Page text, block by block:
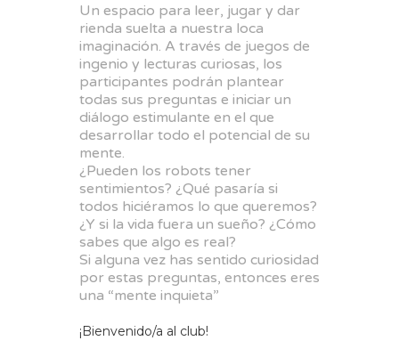
Un espacio para leer, jugar y dar
rienda suelta a nuestra loca
imaginación. A través de juegos de
ingenio y lecturas curiosas, los
participantes podrán plantear
todas sus preguntas e iniciar un
diálogo estimulante en el que
desarrollar todo el potencial de su
mente.
¿Pueden los robots tener
sentimientos? ¿Qué pasaría si
todos hiciéramos lo que queremos?
¿Y si la vida fuera un sueño? ¿Cómo
sabes que algo es real?
Si alguna vez has sentido curiosidad
por estas preguntas, entonces eres
una “mente inquieta”
¡Bienvenido/a al club!